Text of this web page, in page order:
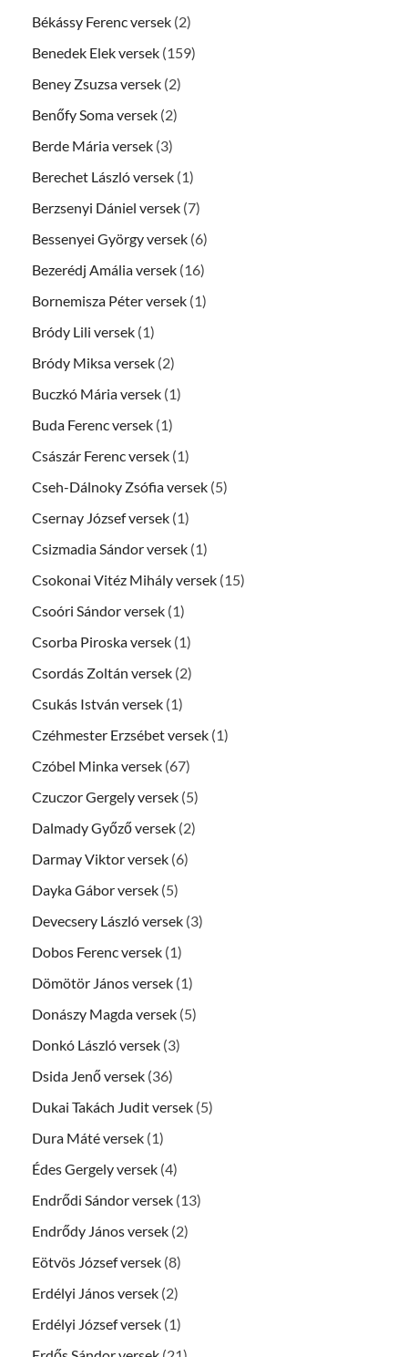
Békássy Ferenc versek (2)
Benedek Elek versek (159)
Beney Zsuzsa versek (2)
Benőfy Soma versek (2)
Berde Mária versek (3)
Berechet László versek (1)
Berzsenyi Dániel versek (7)
Bessenyei György versek (6)
Bezerédj Amália versek (16)
Bornemisza Péter versek (1)
Bródy Lili versek (1)
Bródy Miksa versek (2)
Buczkó Mária versek (1)
Buda Ferenc versek (1)
Császár Ferenc versek (1)
Cseh-Dálnoky Zsófia versek (5)
Csernay József versek (1)
Csizmadia Sándor versek (1)
Csokonai Vitéz Mihály versek (15)
Csoóri Sándor versek (1)
Csorba Piroska versek (1)
Csordás Zoltán versek (2)
Csukás István versek (1)
Czéhmester Erzsébet versek (1)
Czóbel Minka versek (67)
Czuczor Gergely versek (5)
Dalmady Győző versek (2)
Darmay Viktor versek (6)
Dayka Gábor versek (5)
Devecsery László versek (3)
Dobos Ferenc versek (1)
Dömötör János versek (1)
Donászy Magda versek (5)
Donkó László versek (3)
Dsida Jenő versek (36)
Dukai Takách Judit versek (5)
Dura Máté versek (1)
Édes Gergely versek (4)
Endrődi Sándor versek (13)
Endrődy János versek (2)
Eötvös József versek (8)
Erdélyi János versek (2)
Erdélyi József versek (1)